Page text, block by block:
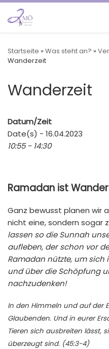
Startseite »Was steht an? »
Wanderzeit
Wanderzeit
Datum/Zeit
Date(s) - 16.04.2023
10:55 - 14:30
Ramadan ist
Ganz bewusst planen wir
nicht eine, sondern sogar
lassen so die Sunnah
aufleben, der schon vor
Ramadan nützte, um sich
und über die Schöpfung
nachzudenken!
In den Himmeln und auf der
Glaubenden. Und in eurer
Tieren sich ausbreiten lässt,
überzeugt sind. (45:3-4)